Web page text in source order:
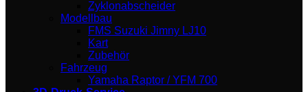
Zyklonabscheider
Modellbau
FMS Suzuki Jimny LJ10
Kart
Zubehör
Fahrzeug
Yamaha Raptor / YFM 700